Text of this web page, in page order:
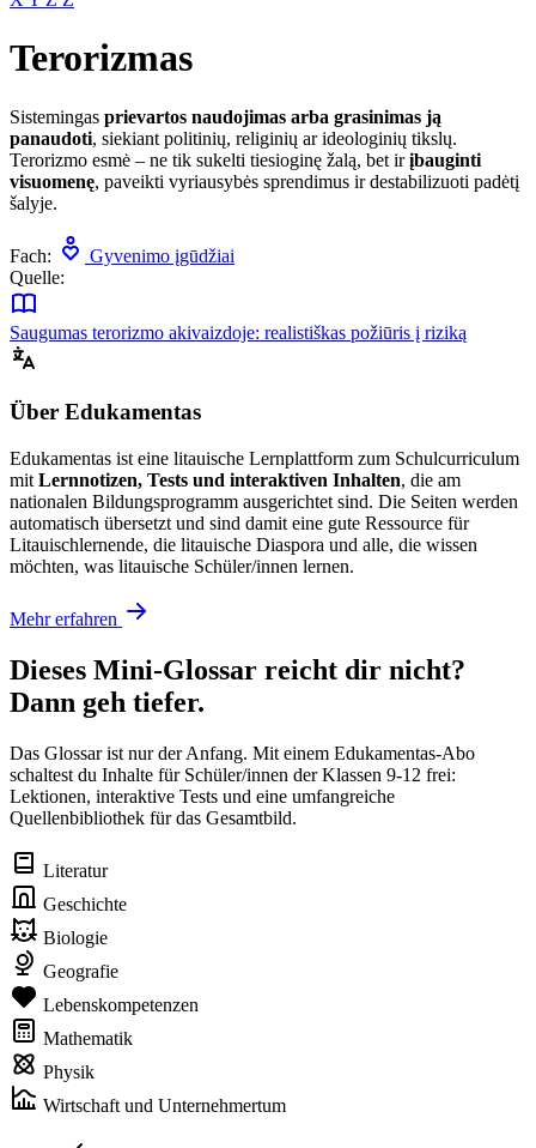
Terorizmas
Sistemingas prievartos naudojimas arba grasinimas ją
panaudoti, siekiant politinių, religinių ar ideologinių tikslų.
Terorizmo esmė – ne tik sukelti tiesioginę žalą, bet irįbauginti
visuomenę, paveikti vyriausybės sprendimus ir destabilizuoti padėtį
šalyje.
Fach:
Gyvenimo įgūdžiai
Quelle:
Saugumas terorizmo akivaizdoje: realistiškas požiūris į riziką
Über Edukamentas
Edukamentas ist eine litauische Lernplattform zum Schulcurriculum
mit Lernnotizen, Tests und interaktiven Inhalten, die am
nationalen Bildungsprogramm ausgerichtet sind. Die Seiten werden
automatisch übersetzt und sind damit eine gute Ressource für
Litauischlernende, die litauische Diaspora und alle, die wissen
möchten, was litauische Schüler/innen lernen.
Mehr erfahren
Dieses Mini-Glossar reicht dir nicht?
Dann geh tiefer.
Das Glossar ist nur der Anfang. Mit einem Edukamentas-Abo
schaltest du Inhalte für Schüler/innen der Klassen 9-12 frei:
Lektionen, interaktive Tests und eine umfangreiche
Quellenbibliothek für das Gesamtbild.
Literatur
Geschichte
Biologie
Geografie
Lebenskompetenzen
Mathematik
Physik
Wirtschaft und Unternehmertum